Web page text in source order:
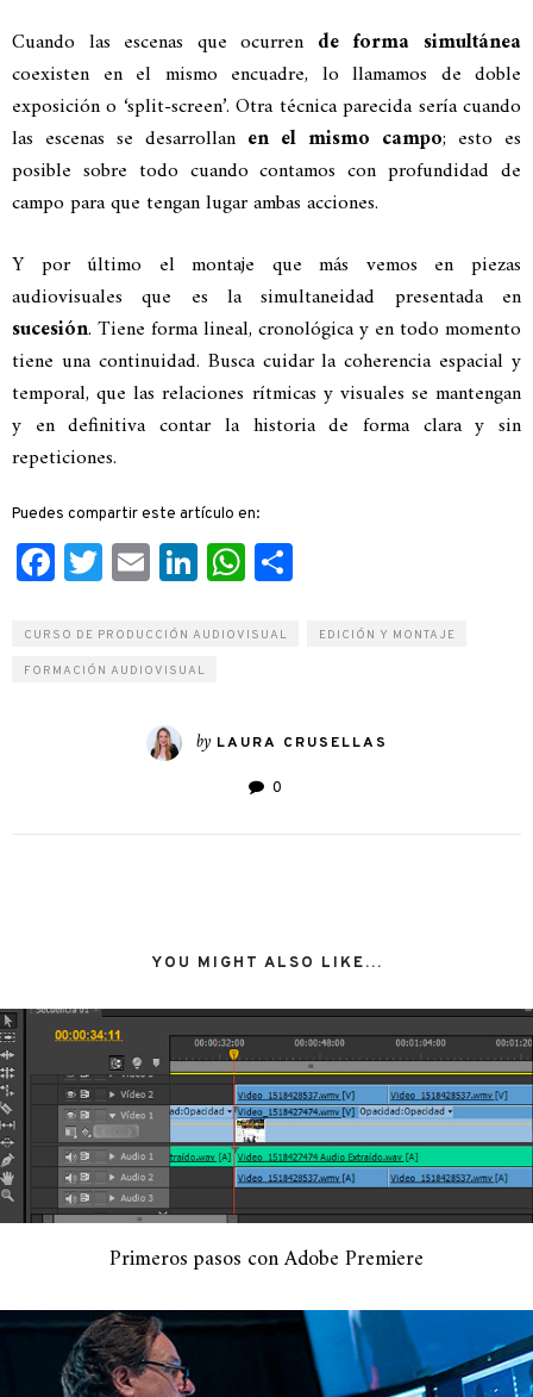
Cuando las escenas que ocurren de forma simultánea
coexisten en el mismo encuadre, lo llamamos de doble
exposición o ‘split-screen’. Otra técnica parecida sería cuando
las escenas se desarrollan en el mismo campo; esto es
posible sobre todo cuando contamos con profundidad de
campo para que tengan lugar ambas acciones.
Y por último el montaje que más vemos en piezas
audiovisuales que es la simultaneidad presentada en
sucesión. Tiene forma lineal, cronológica y en todo momento
tiene una continuidad. Busca cuidar la coherencia espacial y
temporal, que las relaciones rítmicas y visuales se mantengan
y en definitiva contar la historia de forma clara y sin
repeticiones.
Puedes compartir este artículo en:
Facebook
Twitter
EmailLinkedIn
WhatsApp
CURSO DE PRODUCCIÓN AUDIOVISUAL EDICIÓN Y MONTAJE
FORMACIÓN AUDIOVISUAL
by LAURA CRUSELLAS
0
YOU MIGHT ALSO LIKE...
Primeros pasos con Adobe Premiere